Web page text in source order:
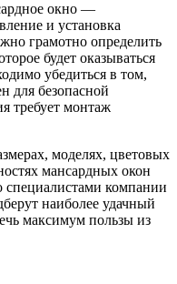
окно —
и установка
грамотно определить
будет оказываться
убедиться в том,
для безопасной
требует монтаж
моделях, цветовых
мансардных окон
специалистами компании
наиболее удачный
максимум пользы из